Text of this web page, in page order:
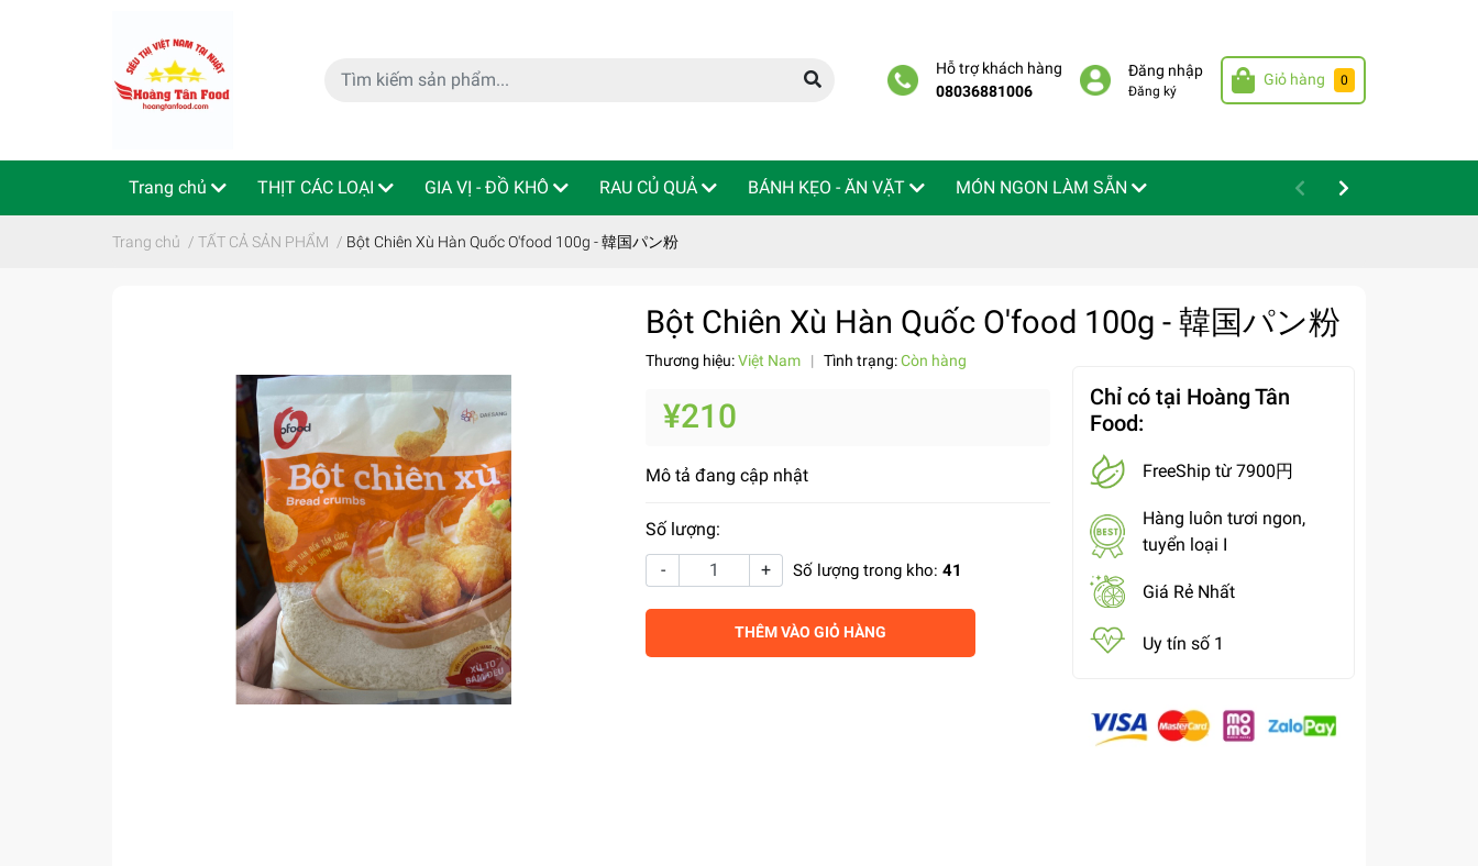
Hỗ trợ khách hàng
08036881006
Đăng nhập
Đăng ký
Giỏ hàng 0
Trang chủ THỊT CÁC LOẠI GIA VỊ - ĐỒ KHÔ RAU CỦ QUẢ BÁNH KẸO - ĂN VẶT MÓN NGON LÀM SẴN
特定商取引法 Indo - ThaiLan
Trang chủ / TẤT CẢ SẢN PHẨM / Bột Chiên Xù Hàn Quốc O'food 100g - 韓国パン粉
Bột Chiên Xù Hàn Quốc O'food 100g - 韓国パン粉
Thương hiệu:Việt Nam | Tình trạng:Còn hàng
¥210
Mô tả đang cập nhật
Số lượng:
-
+ Số lượng trong kho: 41
THÊM VÀO GIỎ HÀNG
Chỉ có tại Hoàng Tân
Food:
FreeShip từ 7900円
Hàng luôn tươi ngon,
tuyển loại I
Giá Rẻ Nhất
Uy tín số 1